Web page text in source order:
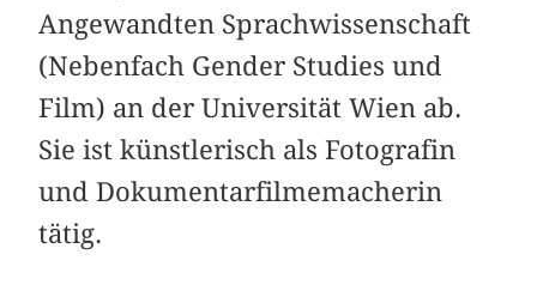
Angewandten Sprachwissenschaft
(Nebenfach Gender Studies und
Film) an der Universität Wien ab.
Sie ist künstlerisch als Fotografin
und Dokumentarfilmemacherin
tätig.